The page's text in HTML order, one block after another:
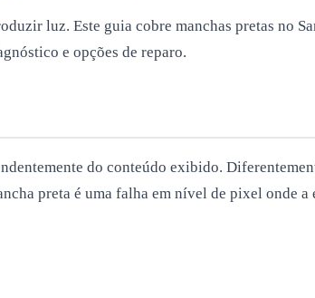
luz. Este guia cobre manchas pretas no
e opções de reparo.
do conteúdo exibido.
preta é uma falha em nível de pixel onde